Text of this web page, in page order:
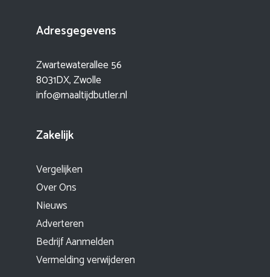
Adresgegevens
Zwartewaterallee 56
8031DX, Zwolle
info@maaltijdbutler.nl
Zakelijk
Vergelijken
Over Ons
Nieuws
Adverteren
Bedrijf Aanmelden
Vermelding verwijderen